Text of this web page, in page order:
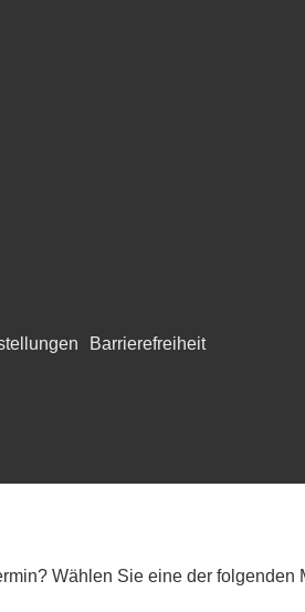
Barrierefreiheit
Wählen Sie eine der folgenden